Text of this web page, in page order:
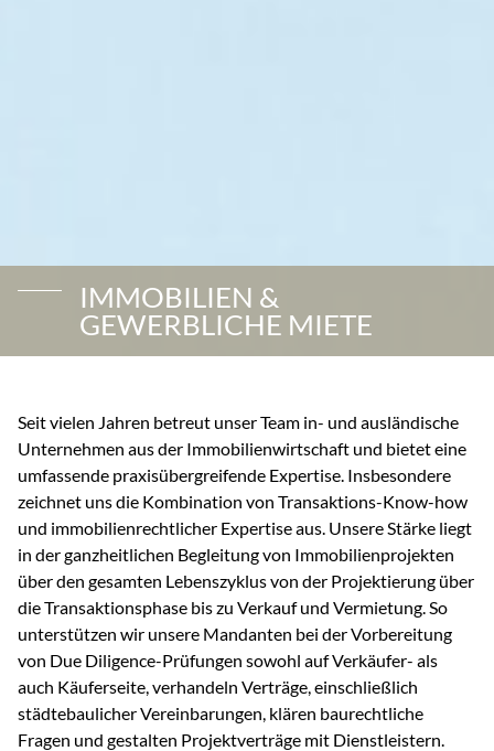
IMMOBILIEN &
GEWERBLICHE MIETE
Seit vielen Jahren betreut unser Team in- und ausländische
Unternehmen aus der Immobilienwirtschaft und bietet eine
umfassende praxisübergreifende Expertise. Insbesondere
zeichnet uns die Kombination von Transaktions-Know-how
und immobilienrechtlicher Expertise aus. Unsere Stärke liegt
in der ganzheitlichen Begleitung von Immobilienprojekten
über den gesamten Lebenszyklus von der Projektierung über
die Transaktionsphase bis zu Verkauf und Vermietung. So
unterstützen wir unsere Mandanten bei der Vorbereitung
von Due Diligence-Prüfungen sowohl auf Verkäufer- als
auch Käuferseite, verhandeln Verträge, einschließlich
städtebaulicher Vereinbarungen, klären baurechtliche
Fragen und gestalten Projektverträge mit Dienstleistern.